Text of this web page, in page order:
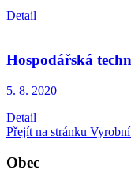
Detail
Hospodářská
5. 8. 2020
Detail
Přejít na stránku
Obec